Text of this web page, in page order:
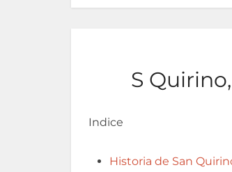
S
Indice
Historia de San